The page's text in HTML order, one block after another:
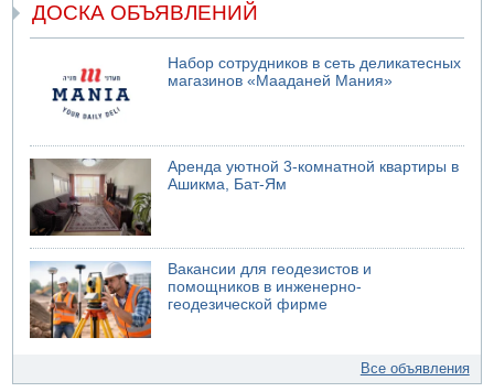
ДОСКА ОБЪЯВЛЕНИЙ
Набор сотрудников в сеть деликатесных
магазинов «Мааданей Мания»
Аренда уютной 3-комнатной квартиры в
Ашикма, Бат-Ям
Вакансии для геодезистов и
помощников в инженерно-
геодезической фирме
Все объявления